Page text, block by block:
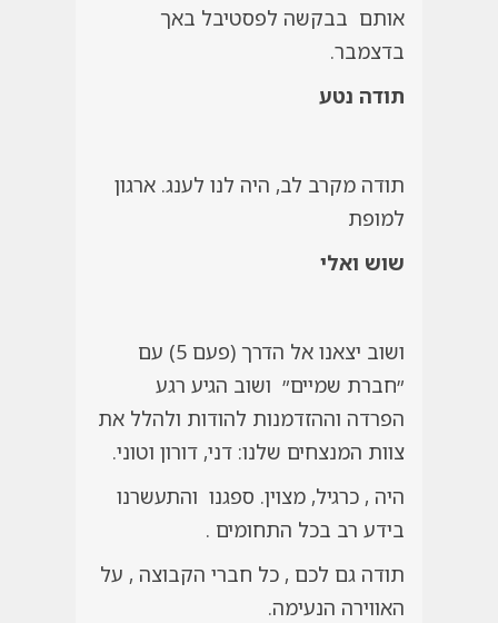
אותם בבקשה לפסטיבל באך
בדצמבר.
תודה נטע
תודה מקרב לב, היה לנו לענג. ארגון
למופת
שוש ואלי
ושוב יצאנו אל הדרך (פעם 5) עם
״חברת שמיים״ ושוב הגיע רגע
הפרדה וההזדמנות להודות ולהלל את
צוות המנצחים שלנו: דני, דורון וטוני.
היה , כרגיל, מצוין. ספגנו והתעשרנו
בידע רב בכל התחומים .
תודה גם לכם , כל חברי הקבוצה , על
האווירה הנעימה.